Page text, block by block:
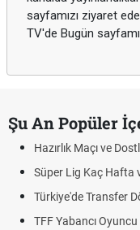
sayfamızı ziyaret
TV'de Bugün
Şu An Popüler
Hazırlık Maçı ve
Süper Lig Kaç Hafta
Türkiye'de Transfer
TFF Yabancı